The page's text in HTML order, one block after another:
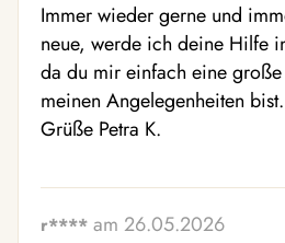
Immer wieder gerne und
neue, werde ich deine Hilfe
da du mir einfach eine
meinen Angelegenheiten
Grüße Petra K.
r**** am 26.05.2026